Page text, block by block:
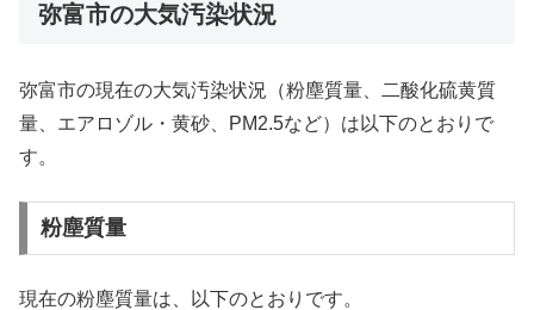
弥富市の大気汚染状況
弥富市の現在の大気汚染状況（粉塵質量、二酸化硫黄質
量、エアロゾル・黄砂、PM2.5など）は以下のとおりで
す。
粉塵質量
現在の粉塵質量は、以下のとおりです。